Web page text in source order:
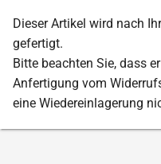
Dieser Artikel wird nach
gefertigt.
Bitte beachten Sie, dass
Anfertigung vom
eine Wiedereinlagerung